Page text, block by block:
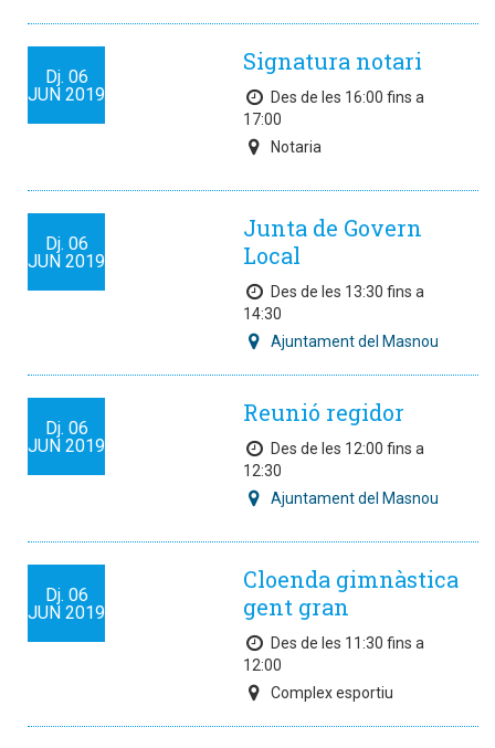
Dj. 06
JUN 2019
Signatura notari
Des de les 16:00 fins a
17:00
Notaria
Dj. 06
JUN 2019
Junta de Govern
Local
Des de les 13:30 fins a
14:30
Ajuntament del Masnou
Dj. 06
JUN 2019
Reunió regidor
Des de les 12:00 fins a
12:30
Ajuntament del Masnou
Dj. 06
JUN 2019
Cloenda gimnàstica
gent gran
Des de les 11:30 fins a
12:00
Complex esportiu